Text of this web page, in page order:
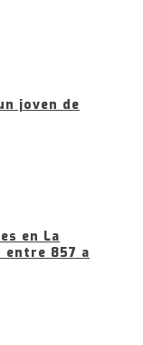
joven de
en La
entre 857 a